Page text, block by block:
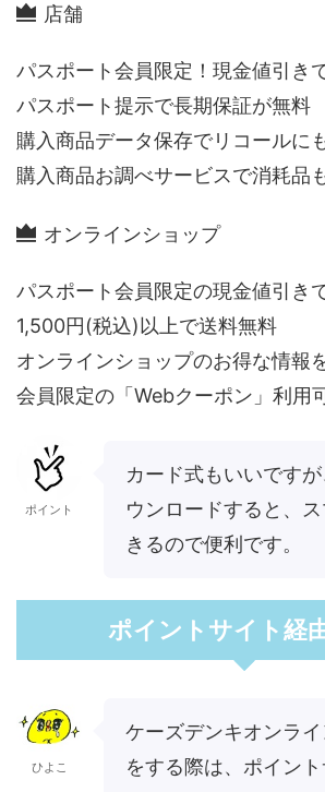
店舗
パスポート会員限定！現金値引き
パスポート提示で長期保証が無料
購入商品データ保存でリコールに
購入商品お調べサービスで消耗品
オンラインショップ
パスポート会員限定の現金値引き
1,500円(税込)以上で送料無料
オンラインショップのお得な情報
会員限定の「Webクーポン」利用
ポイント
カード式もいいです
ウンロードすると、
きるので便利です。
ポイントサイト経
ひよこ
ケーズデンキオンラ
をする際は、ポイン